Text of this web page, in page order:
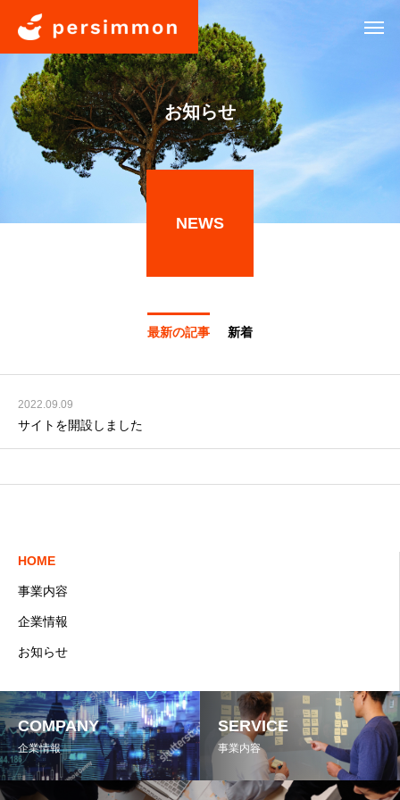
お知らせ
NEWS
最新の記事 新着
2022.09.09
サイトを開設しました
HOME
事業内容
企業情報
お知らせ
COMPANY
企業情報
SERVICE
事業内容